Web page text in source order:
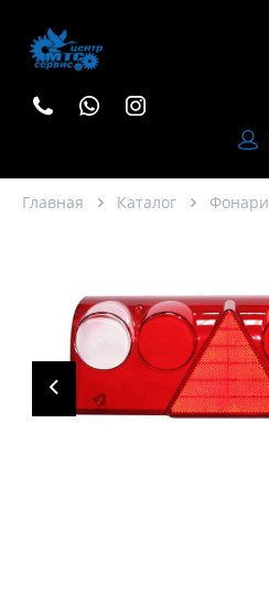
Главная Каталог Фонари